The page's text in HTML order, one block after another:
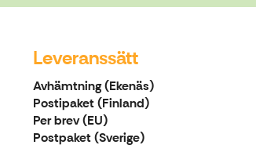
Leveranssätt
Avhämtning (Ekenäs)
Postipaket (Finland)
Per brev (EU)
Postpaket (Sverige)